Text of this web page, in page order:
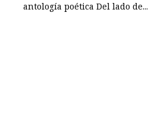
antología poética Del lado de...